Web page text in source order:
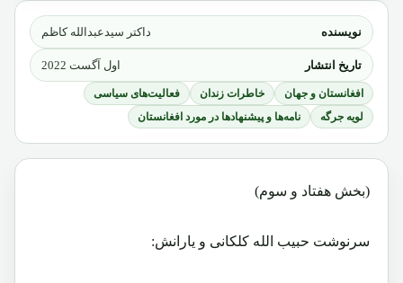
نویسنده داکتر سیدعبدالله کاظم
تاریخ انتشار اول آگست 2022
افغانستان و جهان خاطرات زندان
فعالیت‌های سیاسی
لویه جرگه
نامه‌ها و پیشنهادها در مورد افغانستان
(بخش هفتاد و سوم)
سرنوشت حبیب الله کلکانی و یارانش: